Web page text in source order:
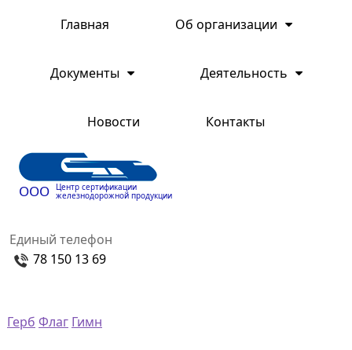
Главная Об организации
Документы Деятельность
Новости Контакты
ООО Центр сертификации
железнодорожной продукции
Единый телефон
78 150 13 69
Герб Флаг Гимн